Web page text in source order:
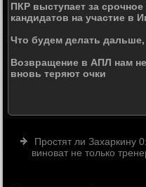
ПКР выступает за
кандидатов на участие в
Что будем делать
Возвращение в АПЛ нам
вновь теряют очки
Простят ли Захаркину
виноват не только